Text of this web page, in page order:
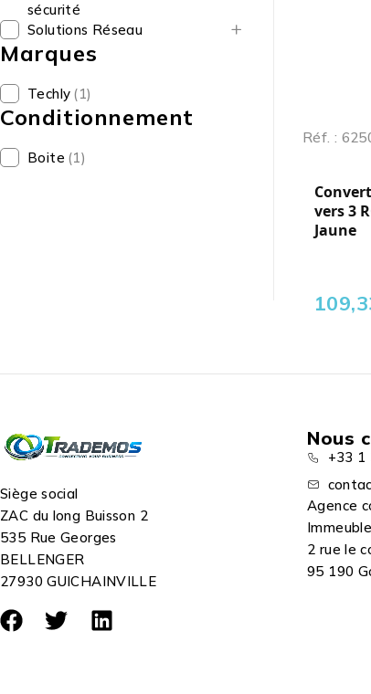
sécurité
Solutions Réseau
Marques
Techly (1)
Conditionnement
Boite (1)
Réf. :
vers 3
Jaune
Siège social
ZAC du long Buisson 2
535 Rue Georges
BELLENGER
27930 GUICHAINVILLE
Nous
+33 1
Agence
2 rue le
95 190